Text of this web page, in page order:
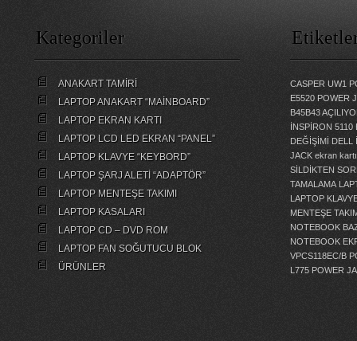
Kategoriler
ANAKART TAMİRİ
LAPTOP ANAKART “MAİNBOARD”
LAPTOP EKRAN KARTI
LAPTOP LCD LED EKRAN “PANEL”
LAPTOP KLAVYE “KEYBORD”
LAPTOP ŞARJ ALETİ “ADAPTÖR”
LAPTOP MENTEŞE TAKIMI
LAPTOP KASALARI
LAPTOP CD – DVD ROM
LAPTOP FAN SOĞUTUCU BLOK
ÜRÜNLER
CASPER UW1
E5520 POWER
B45B43
İNSPİRON
DEĞİŞİMİ
DELL
JACK ekran
SİLDİKTEN
TAMALAMA
LAPTOP
MENTEŞE
NOTEBOOK
NOTEBOOK
VPCS118EC/B
L775 POWER